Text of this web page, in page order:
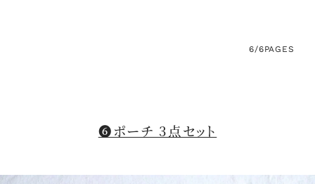
6/6PAGES
❻ポーチ 3点セット